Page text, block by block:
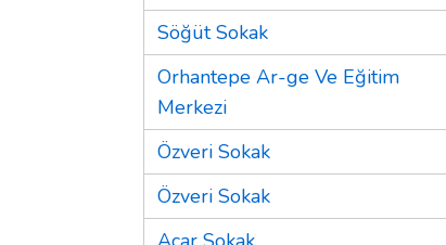
Söğüt Sokak
Orhantepe Ar-ge Ve Eğitim
Merkezi
Özveri Sokak
Özveri Sokak